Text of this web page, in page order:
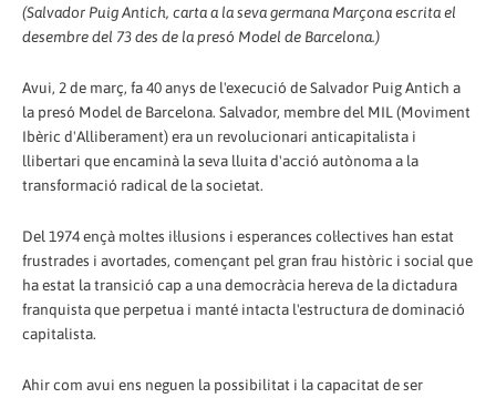
(Salvador Puig Antich, carta a la seva germana Marçona escrita el
desembre del 73 des de la presó Model de Barcelona.)
Avui, 2 de març, fa 40 anys de l'execució de Salvador Puig Antich a
la presó Model de Barcelona. Salvador, membre del MIL (Moviment
Ibèric d'Alliberament) era un revolucionari anticapitalista i
llibertari que encaminà la seva lluita d'acció autònoma a la
transformació radical de la societat.
Del 1974 ençà moltes il·lusions i esperances col·lectives han estat
frustrades i avortades, començant pel gran frau històric i social que
ha estat la transició cap a una democràcia hereva de la dictadura
franquista que perpetua i manté intacta l'estructura de dominació
capitalista.
Ahir com avui ens neguen la possibilitat i la capacitat de ser